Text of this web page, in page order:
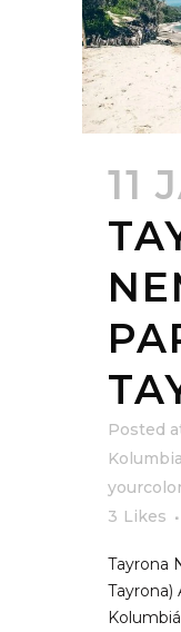
11
Posted
Kolumbia
3 Likes
Tayrona
Tayrona)